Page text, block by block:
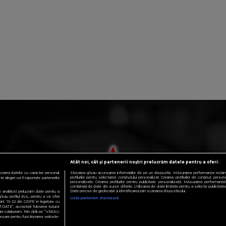
datelor cu caracter personal.
alegeri vor fi raportate partenerilor
prelucram date pentru a
profilul dvs., pentru a va oferi
15-22 din GDPR in legatura cu
TOATE”, acceptati folosirea tuturor
colaboram. Prin click pe “VREAU
pentru functionarea website-
Atât noi, cât și partenerii noștri prelucrăm datele pentru a oferi:
Stocarea și/sau accesarea informațiilor de pe un dispozitiv. Măsurarea performanței
profilurilor pentru selectarea conținutului personalizat. Crearea profilurilor de conținut
personalizate. Crearea profilurilor pentru publicitate personalizată. Măsurarea
combinații de date din surse diferite. Utilizarea de date limitate pentru a selecta
Date precise de geolocație și identificarea prin scanarea dispozitivului.
Listă parteneri (furnizori)